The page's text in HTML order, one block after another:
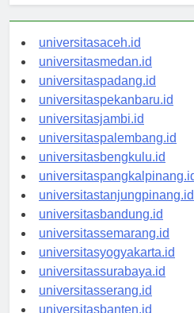
universitasaceh.id
universitasmedan.id
universitaspadang.id
universitaspekanbaru.id
universitasjambi.id
universitaspalembang.id
universitasbengkulu.id
universitaspangkalpinang.id
universitastanjungpinang.id
universitasbandung.id
universitassemarang.id
universitasyogyakarta.id
universitassurabaya.id
universitasserang.id